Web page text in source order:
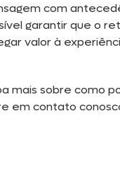
com
garantir que o
valor à
mais sobre como
em contato